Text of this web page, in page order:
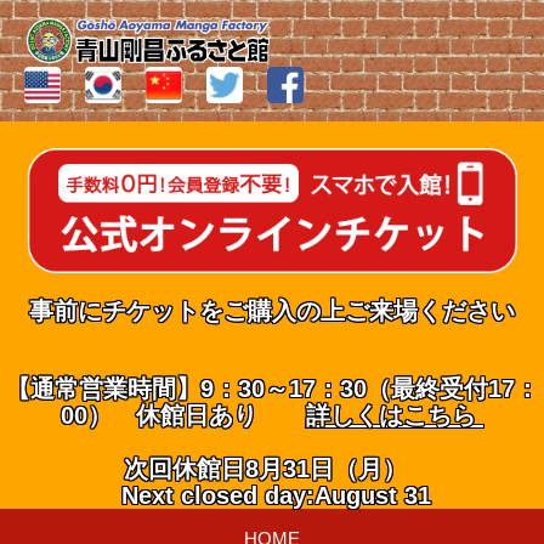
事前にチケットをご購入の上ご来場ください
【通常営業時間】9：30～17：30（最終受付17：
00） 休館日あり詳しくはこちら
次回休館日8月31日（月）
Next closed day:August 31
HOME